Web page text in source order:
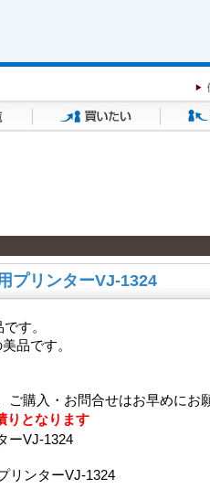
プリンターVJ-1324
す。
品です。
購入・お問合せはお早めにお
りとなります
ーVJ-1324